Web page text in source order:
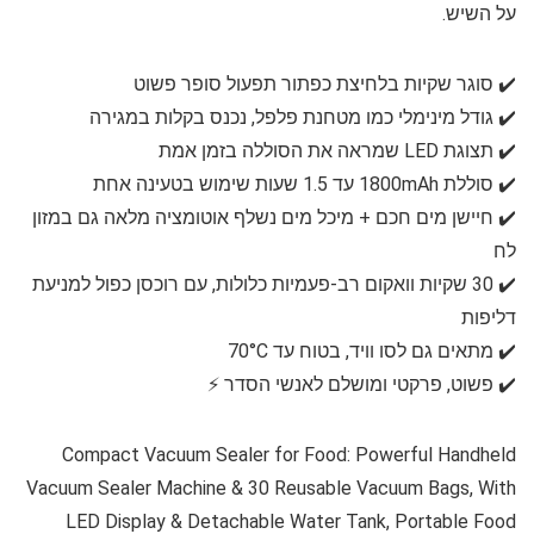
על השיש.
✔️ סוגר שקיות בלחיצת כפתור תפעול סופר פשוט
✔️ גודל מינימלי כמו מטחנת פלפל, נכנס בקלות במגירה
✔️ תצוגת LED שמראה את הסוללה בזמן אמת
✔️ סוללת 1800mAh עד 1.5 שעות שימוש בטעינה אחת
✔️ חיישן מים חכם + מיכל מים נשלף אוטומציה מלאה גם במזון
לח
✔️ 30 שקיות וואקום רב-פעמיות כלולות, עם רוכסן כפול למניעת
דליפות
✔️ מתאים גם לסו וויד, בטוח עד 70°C
✔️ פשוט, פרקטי ומושלם לאנשי הסדר ⚡️
Compact Vacuum Sealer for Food: Powerful Handheld
Vacuum Sealer Machine & 30 Reusable Vacuum Bags, With
LED Display & Detachable Water Tank, Portable Food